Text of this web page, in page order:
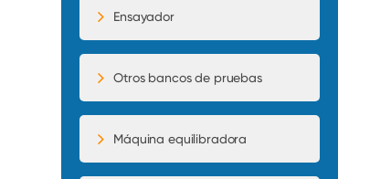
Ensayador
Otros bancos de pruebas
Máquina equilibradora